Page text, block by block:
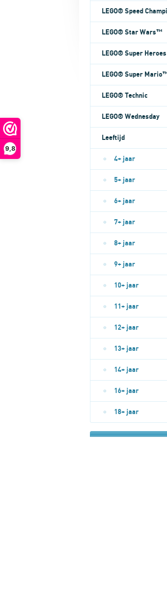
9,8
LEGO® Speed
LEGO® Star Wars™
LEGO® Super Heroes
LEGO® Super
LEGO® Technic
LEGO® Wednesday
Leeftijd
4+ jaar
5+ jaar
6+ jaar
7+ jaar
8+ jaar
9+ jaar
10+ jaar
11+ jaar
12+ jaar
13+ jaar
14+ jaar
16+ jaar
18+ jaar